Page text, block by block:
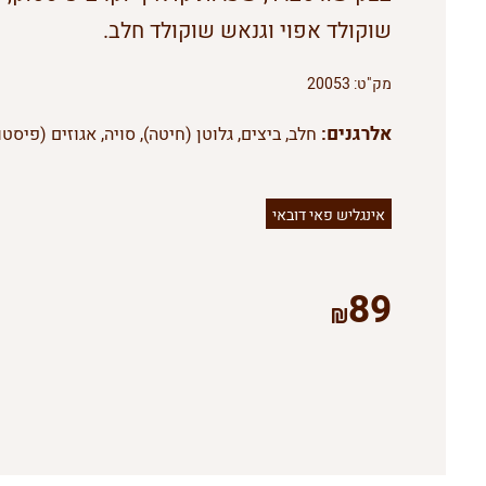
שוקולד אפוי וגנאש שוקולד חלב.
מק"ט: 20053
אלרגנים: חלב, ביצים, גלוטן (חיטה), סויה, אגוזים
אינגליש פאי דובאי
89